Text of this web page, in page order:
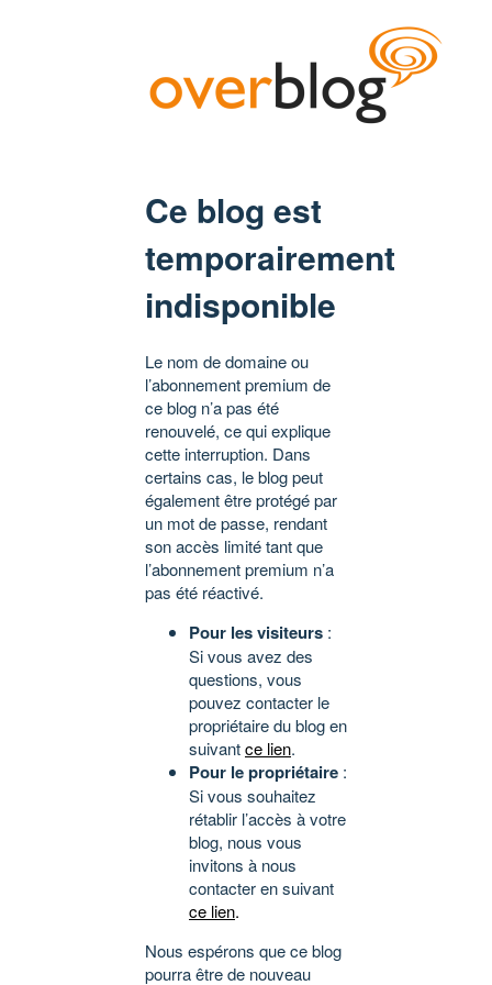
Ce blog est
temporairement
indisponible
Le nom de domaine ou
l’abonnement premium de
ce blog n’a pas été
renouvelé, ce qui explique
cette interruption. Dans
certains cas, le blog peut
également être protégé par
un mot de passe, rendant
son accès limité tant que
l’abonnement premium n’a
pas été réactivé.
Pour les visiteurs :
Si vous avez des
questions, vous
pouvez contacter le
propriétaire du blog en
suivantce lien.
Pour le propriétaire :
Si vous souhaitez
rétablir l’accès à votre
blog, nous vous
invitons à nous
contacter en suivant
ce lien.
Nous espérons que ce blog
pourra être de nouveau